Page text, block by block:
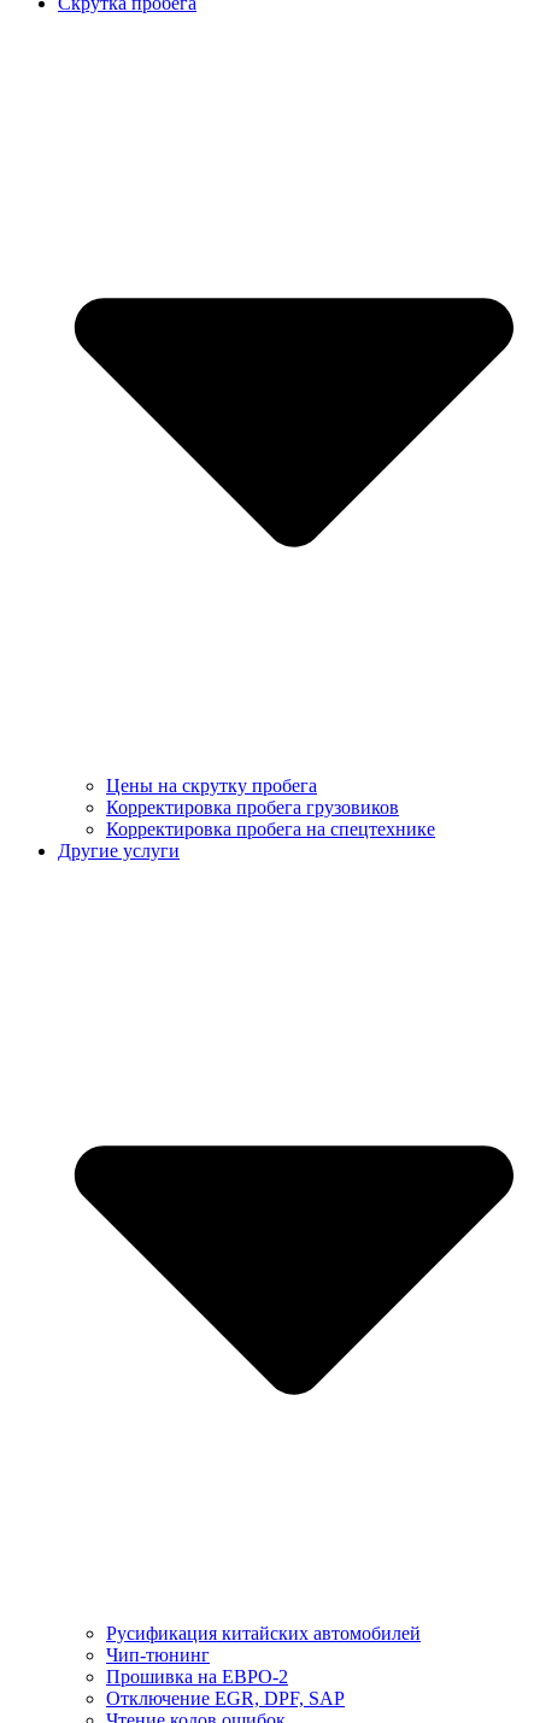
Цены на скрутку пробега
Корректировка пробега грузовиков
Корректировка пробега на спецтехнике
Другие услуги
Русификация китайских автомобилей
Чип-тюнинг
Прошивка на ЕВРО-2
Отключение EGR, DPF, SAP